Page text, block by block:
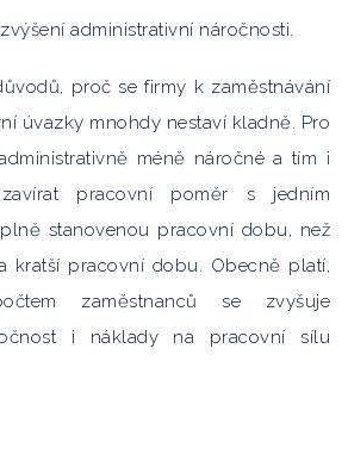
administrativní náročnosti.
proč se firmy k zaměstnávání
úvazky mnohdy nestaví kladně. Pro
méně náročné a tím i
pracovní poměr s jedním
stanovenou pracovní dobu, než
kratší pracovní dobu. Obecně platí,
zaměstnanců se zvyšuje
i náklady na pracovní sílu